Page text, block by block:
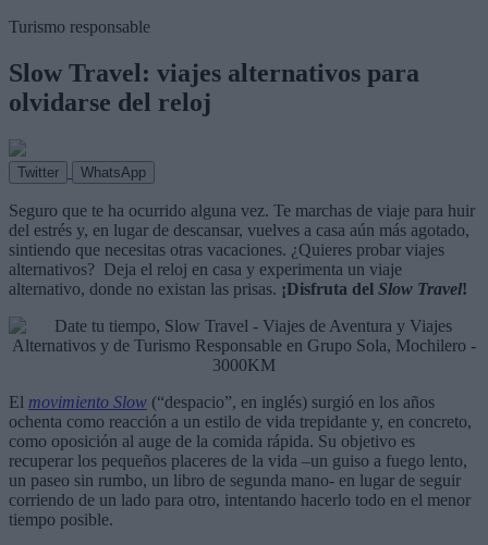
Turismo responsable
Slow Travel: viajes alternativos para
olvidarse del reloj
Twitter WhatsApp
Seguro que te ha ocurrido alguna vez. Te marchas de viaje para huir
del estrés y, en lugar de descansar, vuelves a casa aún más agotado,
sintiendo que necesitas otras vacaciones. ¿Quieres probar viajes
alternativos? Deja el reloj en casa y experimenta un viaje
alternativo, donde no existan las prisas. ¡Disfruta del Slow Travel!
El movimiento Slow (“despacio”, en inglés) surgió en los años
ochenta como reacción a un estilo de vida trepidante y, en concreto,
como oposición al auge de la comida rápida. Su objetivo es
recuperar los pequeños placeres de la vida –un guiso a fuego lento,
un paseo sin rumbo, un libro de segunda mano- en lugar de seguir
corriendo de un lado para otro, intentando hacerlo todo en el menor
tiempo posible.